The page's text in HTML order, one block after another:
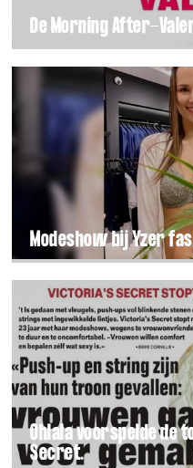
De Morning After-
Modeshow bij Yzer
Ohlala voorspelde de
Secret.